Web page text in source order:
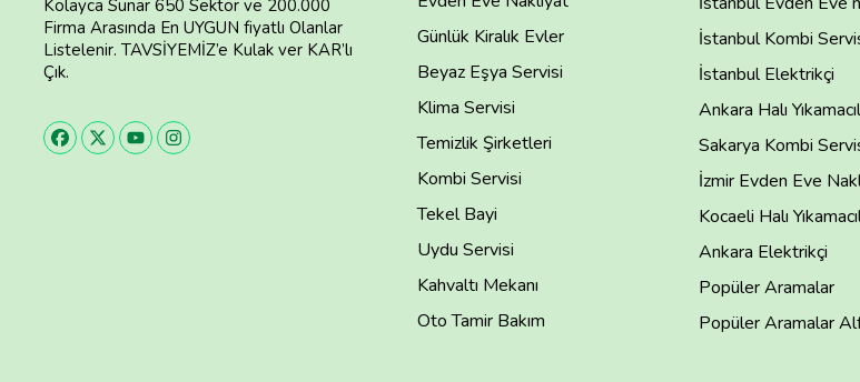
Kolayca Sunar 650 Sektör ve 200.000
Firma Arasında En UYGUN fiyatlı Olanlar
Listelenir. TAVSİYEMİZ’e Kulak ver KAR’lı
Çık.
Günlük Kiralık Evler
Beyaz Eşya Servisi
Klima Servisi
Temizlik Şirketleri
Kombi Servisi
Tekel Bayi
Uydu Servisi
Kahvaltı Mekanı
Oto Tamir Bakım
İstanbul Kombi
İstanbul Elektrikçi
Ankara Halı
Sakarya Kombi
İzmir Evden Eve
Kocaeli Halı
Ankara Elektrikçi
Popüler Aramalar
Popüler Aramalar